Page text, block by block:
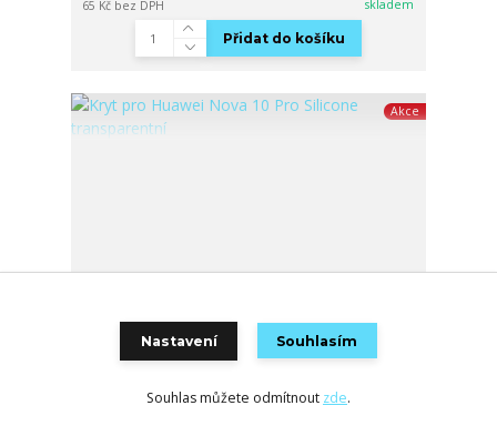
65 Kč bez DPH skladem
Přidat do košíku
Akce
Nastavení Souhlasím
Souhlas můžete odmítnout zde.